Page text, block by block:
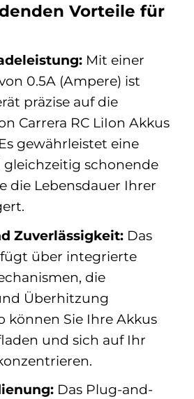
Vorteile für
Mit einer
0.5A (Ampere) ist
präzise auf die
Carrera RC LiIon Akkus
gewährleistet eine
schonende
die Lebensdauer Ihrer
Zuverlässigkeit:Das
über integrierte
die
Überhitzung
können Sie Ihre Akkus
und sich auf Ihr
Das Plug-and-